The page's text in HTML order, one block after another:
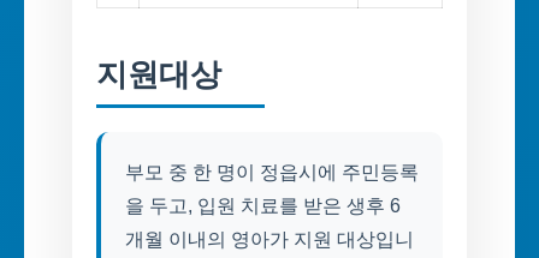
지원대상
부모 중 한 명이 정읍시에 주민등록
을 두고, 입원 치료를 받은 생후 6
개월 이내의 영아가 지원 대상입니